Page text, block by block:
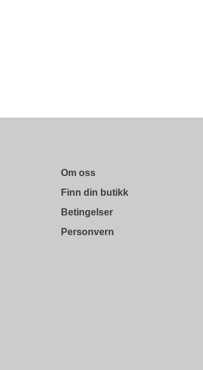
Om oss
Finn din butikk
Betingelser
Personvern